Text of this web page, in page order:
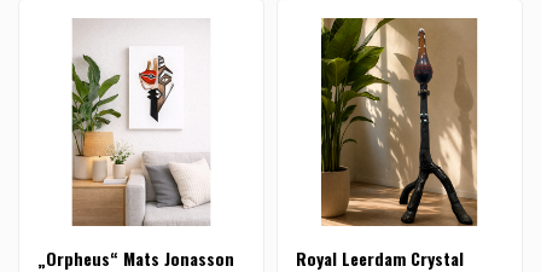
„Orpheus“ Mats Jonasson
Royal Leerdam Crystal